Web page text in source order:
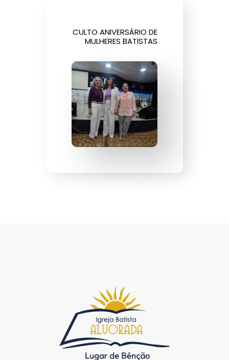
CULTO ANIVERSÁRIO DE
MULHERES BATISTAS